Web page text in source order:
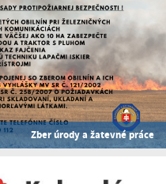
Zber úrody a žatevné práce